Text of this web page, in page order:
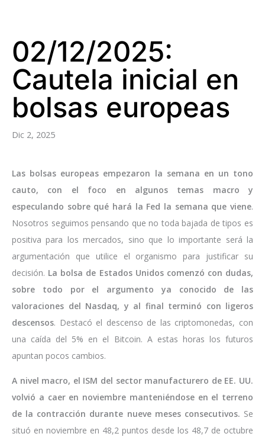
02/12/2025:
Cautela inicial en
bolsas europeas
Dic 2, 2025
Las bolsas europeas empezaron la semana en un tono
cauto, con el foco en algunos temas macro y
especulando sobre qué hará la Fed la semana que viene.
Nosotros seguimos pensando que no toda bajada de tipos es
positiva para los mercados, sino que lo importante será la
argumentación que utilice el organismo para justificar su
decisión. La bolsa de Estados Unidos comenzó con dudas,
sobre todo por el argumento ya conocido de las
valoraciones del Nasdaq, y al final terminó con ligeros
descensos. Destacó el descenso de las criptomonedas, con
una caída del 5% en el Bitcoin. A estas horas los futuros
apuntan pocos cambios.
A nivel macro, el ISM del sector manufacturero de EE. UU.
volvió a caer en noviembre manteniéndose en el terreno
de la contracción durante nueve meses consecutivos. Se
situó en noviembre en 48,2 puntos desde los 48,7 de octubre